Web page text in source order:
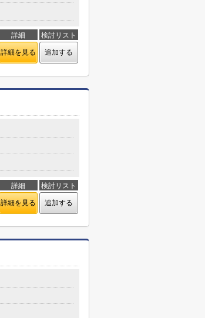
詳細 検討リスト
詳細を見る 追加する
詳細 検討リスト
詳細を見る 追加する